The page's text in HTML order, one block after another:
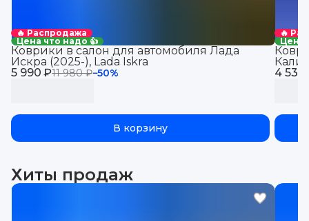
🔥 Распродажа
Цена что надо 👍
5 990 ₽11 980 ₽−50%
Коврики в салон для автомобиля Лада
Искра (2025-), Lada Iskra
В корзину
🔥
Цена
4 530
Хиты продаж